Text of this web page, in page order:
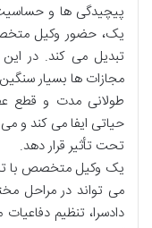
پیچیدگی ها و
یک، حضور وکیل
تبدیل می کند. در
مجازات ها بسیار
طولانی مدت و قطع
حیاتی ایفا می کند و
تحت تأثیر قرار دهد.
یک وکیل متخصص با
می تواند در مراحل
دادسرا، تنظیم